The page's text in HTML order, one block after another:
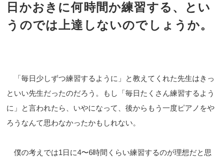
日かおきに何時間か練習する、とい
うのでは上達しないのでしょうか。
「毎日少しずつ練習するように」と教えてくれた先生はきっ
といい先生だったのだろう。もし「毎日たくさん練習するよう
に」と言われたら、いやになって、後からもう一度ピアノをや
ろうなんて思わなかったかもしれない。
僕の考えでは1日に4〜6時間くらい練習するのが理想だと思